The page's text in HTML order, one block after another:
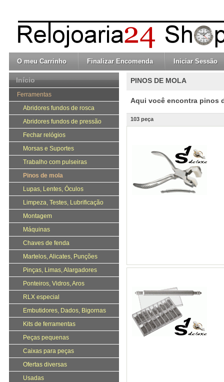
O meu Carrinho Finalizar Encomenda Iniciar Sessão
PINOS DE MOLA
Aqui você encontra pinos
103 peça
Início
Ferramentas
Abridores fundos de rosca
Abridores fundos de pressão
Fechar relógios
Morsas e Suportes
Trabalho com pulseiras
Pinos de mola
Lupas, Lentes, Óculos
Limpeza, Testes, Lubrificação
Montagem
Máquinas
Chaves de fenda
Martelos, Alicates, Punções
Pinças, Limas, Alargadores
Ponteiros, Vidros, Aros
RLX especial
Embutidores, Dados, Bigornas
Kits de ferramentas
Peças pequenas
Caixas para peças
Ofertas diversas
Usadas